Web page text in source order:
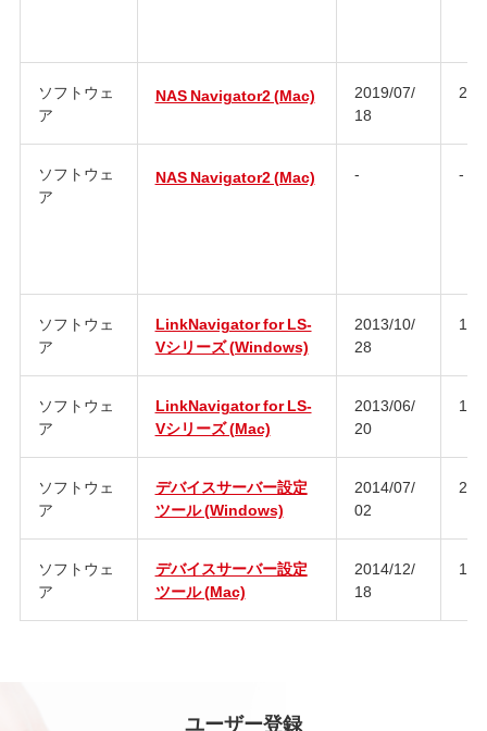
ソフトウェ
ア
NAS Navigator2 (Mac)
2019/07/
18
ソフトウェ
ア
NAS Navigator2 (Mac) - -
ソフトウェ
ア
LinkNavigator for LS-
Vシリーズ (Windows)
2013/10/
28
ソフトウェ
ア
LinkNavigator for LS-
Vシリーズ (Mac)
2013/06/
20
ソフトウェ
ア
デバイスサーバー設定
ツール (Windows)
2014/07/
02
ソフトウェ
ア
デバイスサーバー設定
ツール (Mac)
2014/12/
18
ユーザー登録